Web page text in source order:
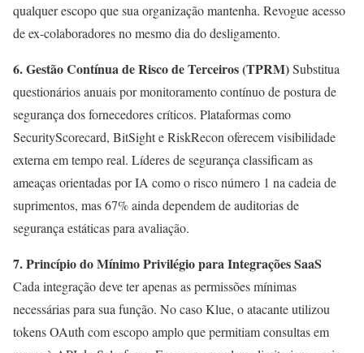
qualquer escopo que sua organização mantenha. Revogue acesso
de ex-colaboradores no mesmo dia do desligamento.
6. Gestão Contínua de Risco de Terceiros (TPRM)Substitua
questionários anuais por monitoramento contínuo de postura de
segurança dos fornecedores críticos. Plataformas como
SecurityScorecard, BitSight e RiskRecon oferecem visibilidade
externa em tempo real. Líderes de segurança classificam as
ameaças orientadas por IA como o risco número 1 na cadeia de
suprimentos, mas 67% ainda dependem de auditorias de
segurança estáticas para avaliação.
7. Princípio do Mínimo Privilégio para Integrações SaaS
Cada integração deve ter apenas as permissões mínimas
necessárias para sua função. No caso Klue, o atacante utilizou
tokens OAuth com escopo amplo que permitiam consultas em